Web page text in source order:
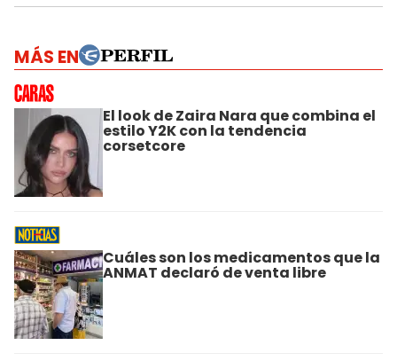
MÁS EN
El look de Zaira Nara que combina el
estilo Y2K con la tendencia
corsetcore
Cuáles son los medicamentos que la
ANMAT declaró de venta libre